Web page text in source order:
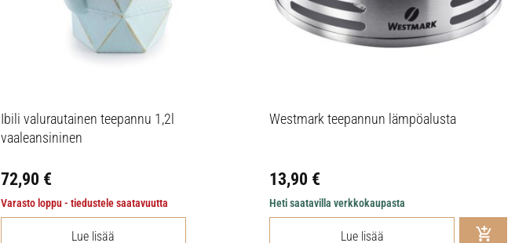
Ibili valurautainen teepannu 1,2l
vaaleansininen
72,90 €
Varasto loppu - tiedustele saatavuutta
Lue lisää
Westmark teepannun lämpöalusta
13,90 €
Heti saatavilla verkkokaupasta
Lue lisää